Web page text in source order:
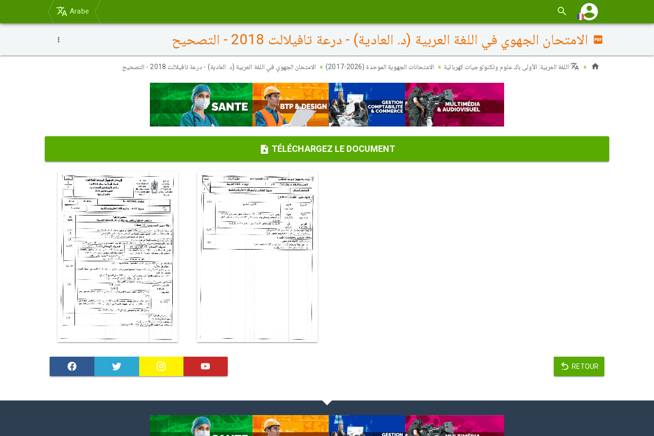
Arabe
الامتحان الجهوي في اللغة العربية (د. العادية) - درعة تافيلالت 2018 - التصحيح
اللغة العربية: الأولى باك علوم وتكنولوجيات كهربائية الامتحانات الجهوية الموحدة (2026-2017) الامتحان الجهوي في اللغة العربية (د. العادية) - درعة تافيلالت 2018 - التصحيح
TÉLÉCHARGEZ LE DOCUMENT
RETOUR